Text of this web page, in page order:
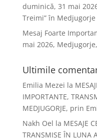
duminică, 31 mai
Treimi” în
Mesaj Foarte
mai 2026,
Ultimile
Emilia Mezei la
IMPORTANTE,
MEDJUGORJE, prin
Nakh Oel la MESAJE
TRANSMISE ÎN LUNA